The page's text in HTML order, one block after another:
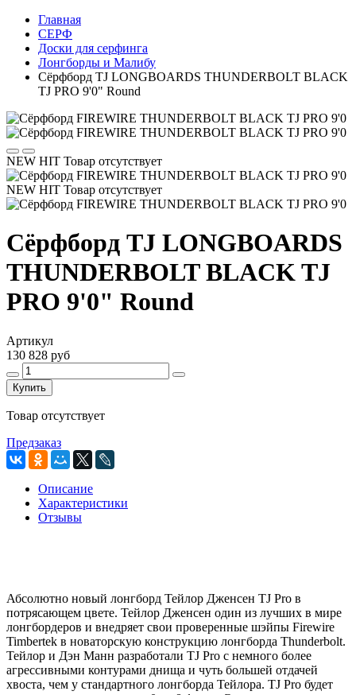
Главная
СЕРФ
Доски для серфинга
Лонгборды и Малибу
Сёрфборд TJ LONGBOARDS THUNDERBOLT BLACK
TJ PRO 9'0" Round
NEW HIT Товар отсутствует
NEW HIT Товар отсутствует
Сёрфборд TJ LONGBOARDS
THUNDERBOLT BLACK TJ
PRO 9'0" Round
Артикул
130 828 руб
Купить
Товар отсутствует
Предзаказ
Описание
Характеристики
Отзывы
Абсолютно новый лонгборд Тейлор Дженсен TJ Pro в
потрясающем цвете. Тейлор Дженсен один из лучших в мире
лонгбордеров и внедряет свои проверенные шэйпы Firewire
Timbertek в новаторскую конструкцию лонгборда Thunderbolt.
Тейлор и Дэн Манн разработали TJ Pro с немного более
агрессивными контурами днища и чуть большей отдачей
хвоста, чем у стандартного лонгборда Тейлора. TJ Pro будет